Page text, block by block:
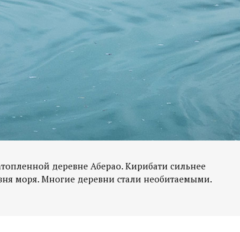
деревне Аберао. Кирибати сильнее
моря. Многие деревни стали необитаемыми.